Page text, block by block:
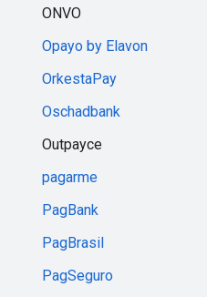
ONVO
Opayo by Elavon
OrkestaPay
Oschadbank
Outpayce
pagarme
PagBank
PagBrasil
PagSeguro